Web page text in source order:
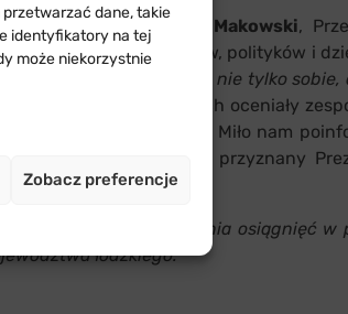
dane, takie
identyfikatory na tej
może niekorzystnie
Zobacz preferencje
Łódzkiego Krzysztof Makowski,
grono przedsiębiorców, polityków i
zapewniają sukces nie tylko
otoczeniu. Zgłoszonych oceniały
niezmiennie wysoki. Miło nam
gospodarczymi
został przyznany
tylko dowodem uznania osiągnięć w
łódzkiego.